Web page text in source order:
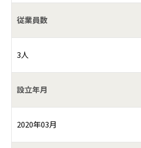
従業員数
3人
設立年月
2020年03月